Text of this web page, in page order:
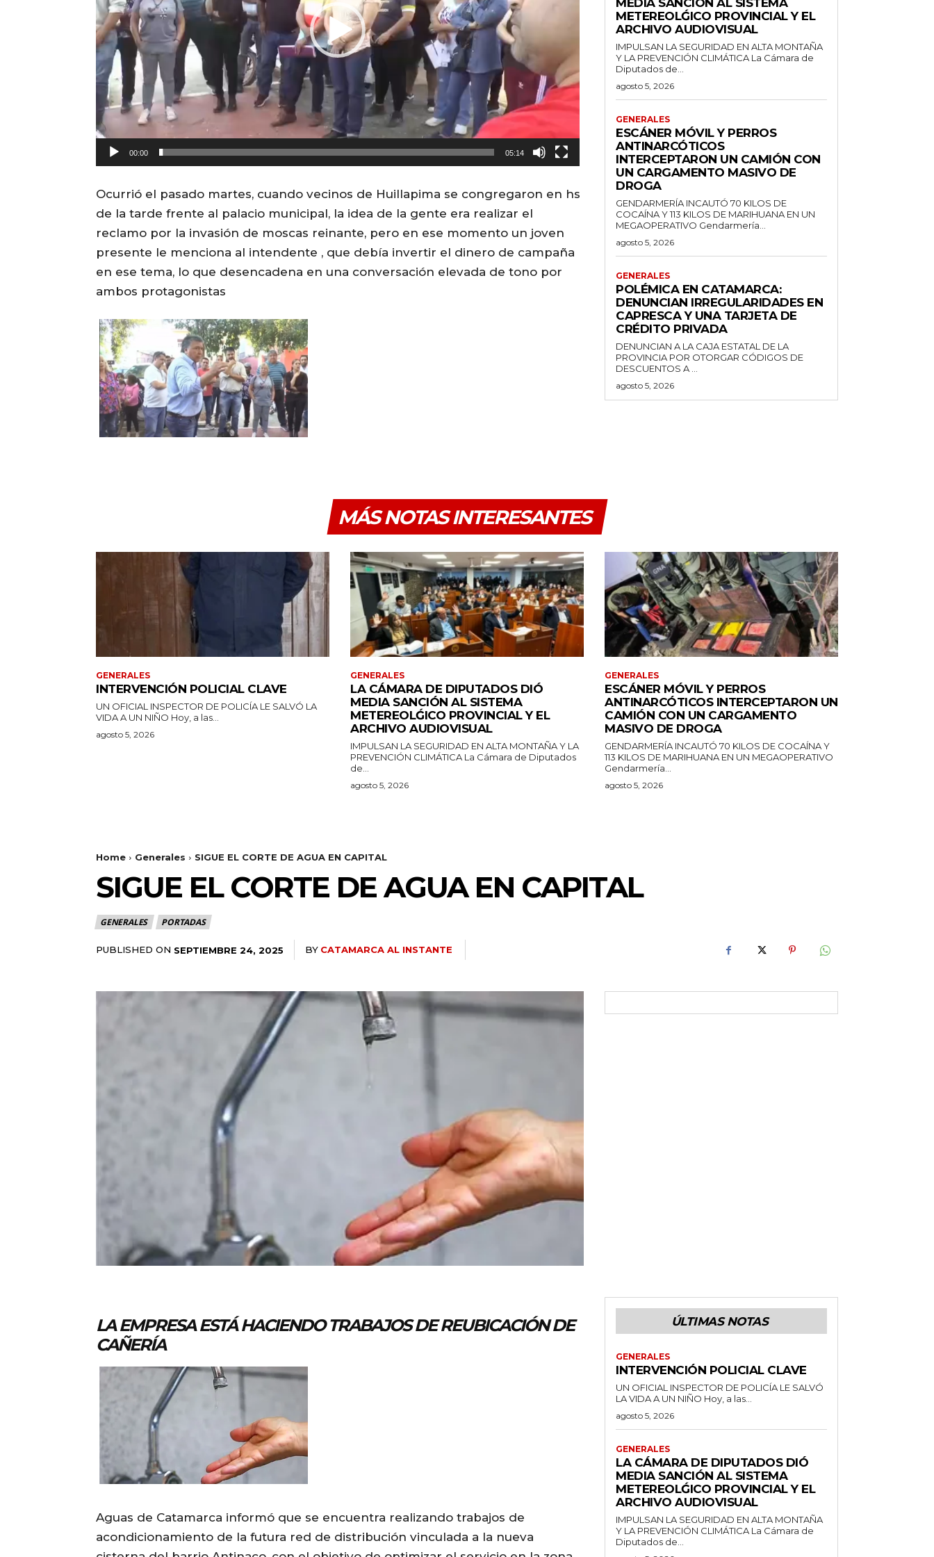
u
c
t
o
d
e
d
e
o
00:00 05:14
Ocurrió el pasado martes, cuando vecinos de Huillapima se congregaron en hs
de la tarde frente al palacio municipal, la idea de la gente era realizar el
reclamo por la invasión de moscas reinante, pero en ese momento un joven
presente le menciona al intendente , que debía invertir el dinero de campaña
en ese tema, lo que desencadena en una conversación elevada de tono por
ambos protagonistas
MEDIA SANCIÓN AL SISTEMA
METEREOLǴICO PROVINCIAL Y EL
ARCHIVO AUDIOVISUAL
IMPULSAN LA SEGURIDAD EN ALTA MONTAÑA
Y LA PREVENCIÓN CLIMÁTICA La Cámara de
Diputados de...
agosto 5, 2026
GENERALES
ESCÁNER MÓVIL Y PERROS
ANTINARCÓTICOS
INTERCEPTARON UN CAMIÓN CON
UN CARGAMENTO MASIVO DE
DROGA
GENDARMERÍA INCAUTÓ 70 KILOS DE
COCAÍNA Y 113 KILOS DE MARIHUANA EN UN
MEGAOPERATIVO Gendarmería...
agosto 5, 2026
GENERALES
POLÉMICA EN CATAMARCA:
DENUNCIAN IRREGULARIDADES EN
CAPRESCA Y UNA TARJETA DE
CRÉDITO PRIVADA
DENUNCIAN A LA CAJA ESTATAL DE LA
PROVINCIA POR OTORGAR CÓDIGOS DE
DESCUENTOS A ...
agosto 5, 2026
MÁS NOTAS INTERESANTES
GENERALES
INTERVENCIÓN POLICIAL CLAVE
UN OFICIAL INSPECTOR DE POLICÍA LE SALVÓ LA
VIDA A UN NIÑO Hoy, a las...
agosto 5, 2026
GENERALES
LA CÁMARA DE DIPUTADOS DIÓ
MEDIA SANCIÓN AL SISTEMA
METEREOLǴICO PROVINCIAL Y EL
ARCHIVO AUDIOVISUAL
IMPULSAN LA SEGURIDAD EN ALTA MONTAÑA Y LA
PREVENCIÓN CLIMÁTICA La Cámara de Diputados
de...
agosto 5, 2026
GENERALES
ESCÁNER MÓVIL Y PERROS
ANTINARCÓTICOS INTERCEPTARON UN
CAMIÓN CON UN CARGAMENTO
MASIVO DE DROGA
GENDARMERÍA INCAUTÓ 70 KILOS DE COCAÍNA Y
113 KILOS DE MARIHUANA EN UN MEGAOPERATIVO
Gendarmería...
agosto 5, 2026